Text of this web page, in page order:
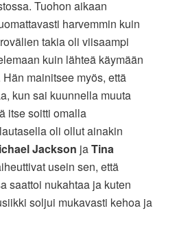
Tuohon aikaan
harvemmin kuin
takia oli viisaampi
kuin lähteä käymään
mainitsee myös, että
kun sai kuunnella muuta
itse soitti omalla
oli ollut ainakin
Jackson jaTina
usein sen, että
saattoi nukahtaa ja kuten
soljui mukavasti kehoa ja